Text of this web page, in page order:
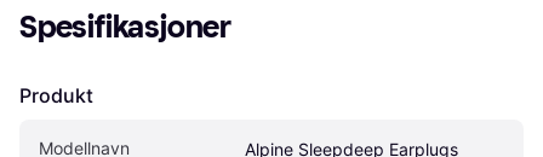
Spesifikasjoner
Produkt
Modellnavn Alpine Sleepdeep Earplugs